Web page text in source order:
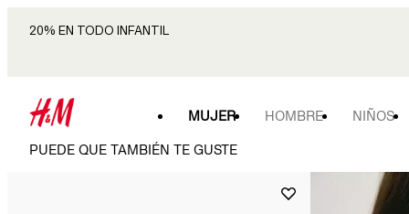
20% EN TODO INFANTIL
MUJER HOMBRE NIÑOS
PUEDE QUE TAMBIÉN TE GUSTE